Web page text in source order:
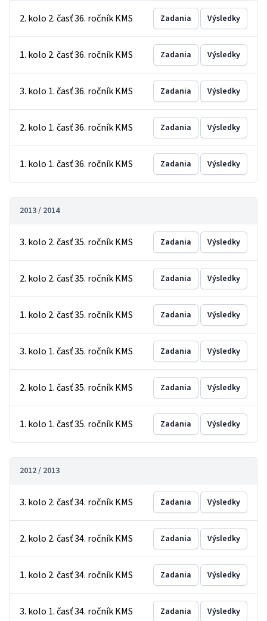
2. kolo 2. časť 36. ročník KMS Zadania Výsledky
1. kolo 2. časť 36. ročník KMS Zadania Výsledky
3. kolo 1. časť 36. ročník KMS Zadania Výsledky
2. kolo 1. časť 36. ročník KMS Zadania Výsledky
1. kolo 1. časť 36. ročník KMS Zadania Výsledky
2013 / 2014
3. kolo 2. časť 35. ročník KMS Zadania Výsledky
2. kolo 2. časť 35. ročník KMS Zadania Výsledky
1. kolo 2. časť 35. ročník KMS Zadania Výsledky
3. kolo 1. časť 35. ročník KMS Zadania Výsledky
2. kolo 1. časť 35. ročník KMS Zadania Výsledky
1. kolo 1. časť 35. ročník KMS Zadania Výsledky
2012 / 2013
3. kolo 2. časť 34. ročník KMS Zadania Výsledky
2. kolo 2. časť 34. ročník KMS Zadania Výsledky
1. kolo 2. časť 34. ročník KMS Zadania Výsledky
3. kolo 1. časť 34. ročník KMS Zadania Výsledky